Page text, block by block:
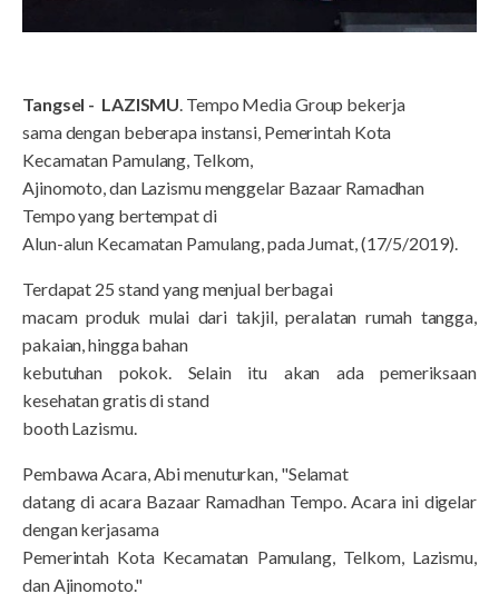
Tangsel - LAZISMU . Tempo Media Group bekerja
sama dengan beberapa instansi, Pemerintah Kota
Kecamatan Pamulang, Telkom,
Ajinomoto, dan Lazismu menggelar Bazaar Ramadhan
Tempo yang bertempat di
Alun-alun Kecamatan Pamulang, pada Jumat, (17/5/2019).
Terdapat 25 stand yang menjual berbagai
macam produk mulai dari takjil, peralatan rumah tangga,
pakaian, hingga bahan
kebutuhan pokok. Selain itu akan ada pemeriksaan
kesehatan gratis di stand
booth Lazismu.
Pembawa Acara, Abi menuturkan, "Selamat
datang di acara Bazaar Ramadhan Tempo. Acara ini digelar
dengan kerjasama
Pemerintah Kota Kecamatan Pamulang, Telkom, Lazismu,
dan Ajinomoto."